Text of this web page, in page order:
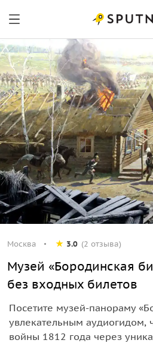
Москва 3.0 (2 отзыва)
Музей «Бородинская
без входных билетов
Посетите музей-панораму
увлекательным аудиогидом,
войны 1812 года через